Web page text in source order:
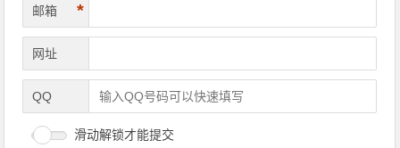
邮箱 *
网址
QQ
滑动解锁才能提交